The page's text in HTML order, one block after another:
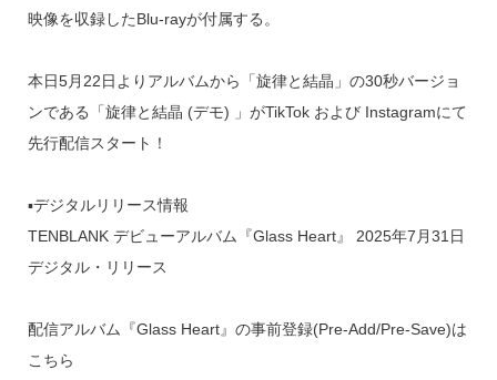
映像を収録したBlu-rayが付属する。
本日5月22日よりアルバムから「旋律と結晶」の30秒バージョ
ンである「旋律と結晶 (デモ) 」がTikTok および Instagramにて
先行配信スタート！
▪デジタルリリース情報
TENBLANK デビューアルバム『Glass Heart』 2025年7月31日
デジタル・リリース
配信アルバム『Glass Heart』の事前登録(Pre-Add/Pre-Save)は
こちら